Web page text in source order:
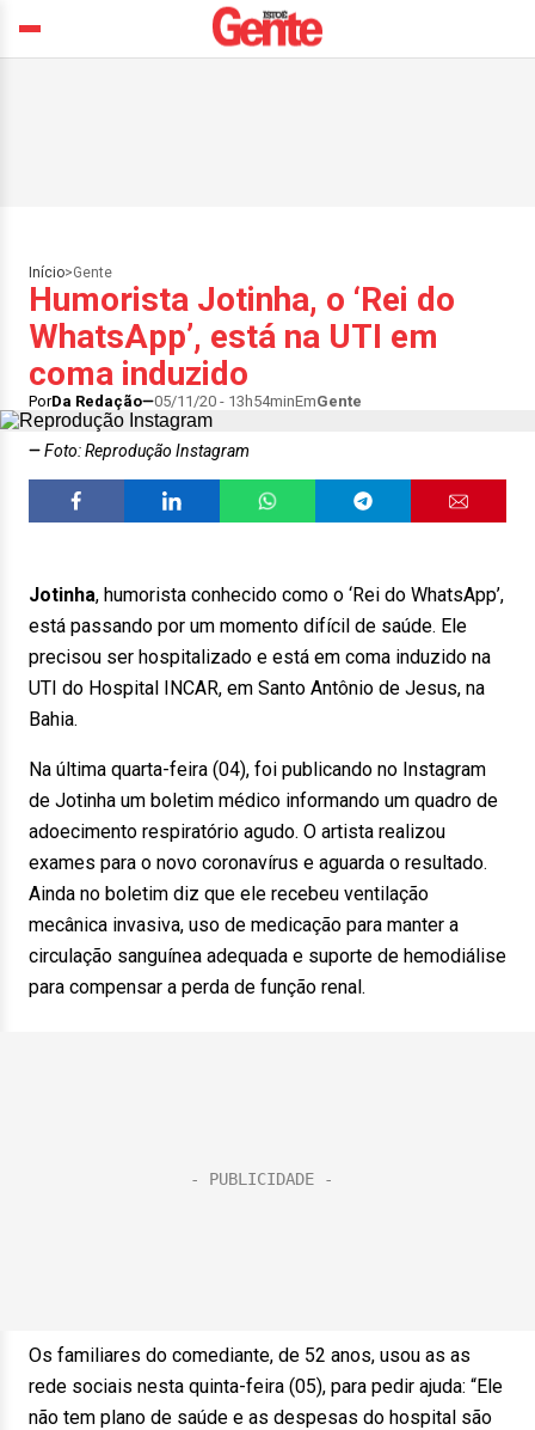
Início>Gente
Humorista Jotinha, o ‘Rei do
WhatsApp’, está na UTI em
coma induzido
PorDa Redação 05/11/20 - 13h54minEmGente
Foto: Reprodução Instagram
Jotinha, humorista conhecido como o ‘Rei do WhatsApp’,
está passando por um momento difícil de saúde. Ele
precisou ser hospitalizado e está em coma induzido na
UTI do Hospital INCAR, em Santo Antônio de Jesus, na
Bahia.
Na última quarta-feira (04), foi publicando no Instagram
de Jotinha um boletim médico informando um quadro de
adoecimento respiratório agudo. O artista realizou
exames para o novo coronavírus e aguarda o resultado.
Ainda no boletim diz que ele recebeu ventilação
mecânica invasiva, uso de medicação para manter a
circulação sanguínea adequada e suporte de hemodiálise
para compensar a perda de função renal.
Os familiares do comediante, de 52 anos, usou as as
rede sociais nesta quinta-feira (05), para pedir ajuda: “Ele
não tem plano de saúde e as despesas do hospital são